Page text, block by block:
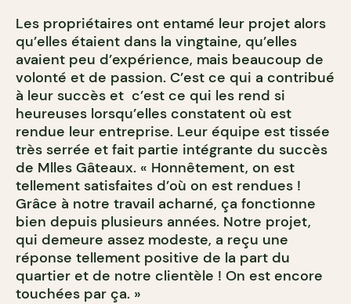
Les propriétaires ont entamé leur projet alors
qu’elles étaient dans la vingtaine, qu’elles
avaient peu d’expérience, mais beaucoup de
volonté et de passion. C’est ce qui a contribué
à leur succès et c’est ce qui les rend si
heureuses lorsqu’elles constatent où est
rendue leur entreprise. Leur équipe est tissée
très serrée et fait partie intégrante du succès
de Mlles Gâteaux. « Honnêtement, on est
tellement satisfaites d’où on est rendues !
Grâce à notre travail acharné, ça fonctionne
bien depuis plusieurs années. Notre projet,
qui demeure assez modeste, a reçu une
réponse tellement positive de la part du
quartier et de notre clientèle ! On est encore
touchées par ça. »